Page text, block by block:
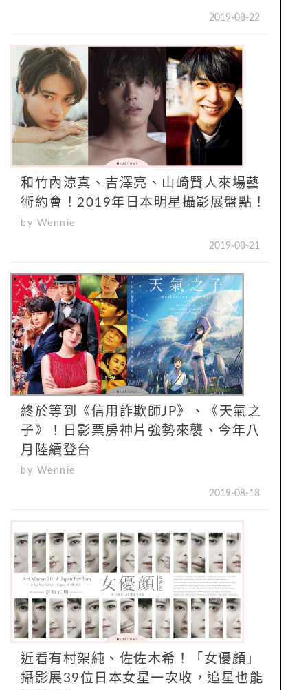
2019-08-22
和竹內涼真、吉澤亮、山崎賢人來場藝
術約會！2019年日本明星攝影展盤點！
by Wennie
2019-08-21
終於等到《信用詐欺師JP》、《天氣之
子》！日影票房神片強勢來襲、今年八
月陸續登台
by Wennie
2019-08-18
近看有村架純、佐佐木希！「女優顏」
攝影展39位日本女星一次收，追星也能